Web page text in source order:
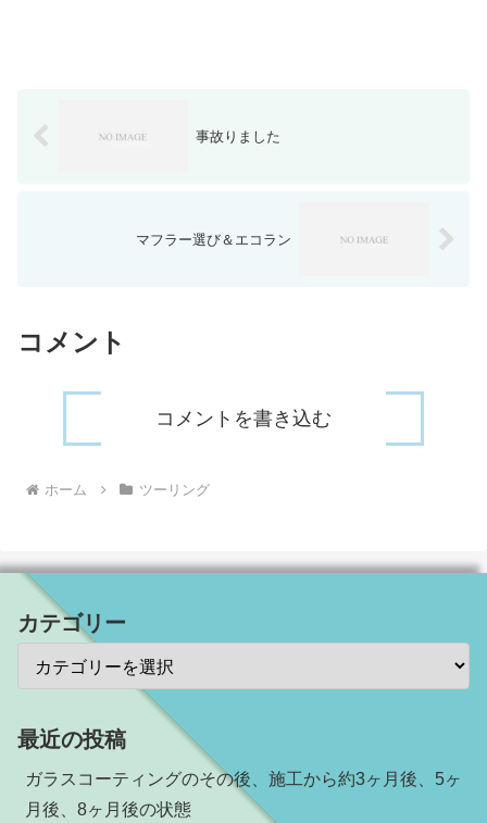
事故りました
マフラー選び＆エコラン
コメント
コメントを書き込む
ホーム ツーリング
カテゴリー
最近の投稿
ガラスコーティングのその後、施工から約3ヶ月後、5ヶ
月後、8ヶ月後の状態